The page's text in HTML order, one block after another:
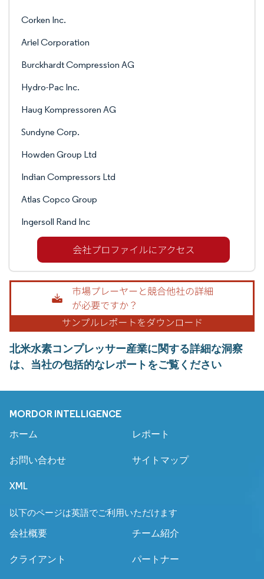
Corken Inc.
Ariel Corporation
Burckhardt Compression AG
Hydro-Pac Inc.
Haug Kompressoren AG
Sundyne Corp.
Howden Group Ltd
Indian Compressors Ltd
Atlas Copco Group
Ingersoll Rand Inc
北米水素コンプレッサー産業に関する詳細な洞察
は、当社の包括的なレポートをご覧ください
MORDOR INTELLIGENCE
ホーム レポート
お問い合わせ サイトマップ
XML
以下のページは英語でご利用いただけます
会社概要 チーム紹介
クライアント パートナー